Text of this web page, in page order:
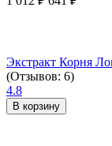
Экстракт Корня
(Отзывов: 6)
4.8
В корзину